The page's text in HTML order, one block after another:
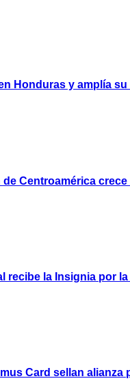
Honduras y amplía
Centroamérica
recibe la Insignia por
Card sellan